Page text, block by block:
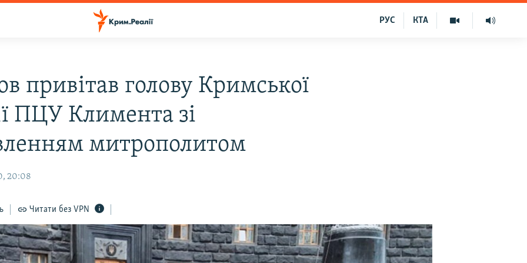
КТА
РУС
привітав голову Кримської
ПЦУ Климента зі
митрополитом
20:08
Читати без VPN